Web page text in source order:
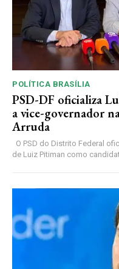
POLÍTICA BRASÍLIA
PSD-DF oficializa
a vice-governador
Arruda
de Luiz Pitiman como